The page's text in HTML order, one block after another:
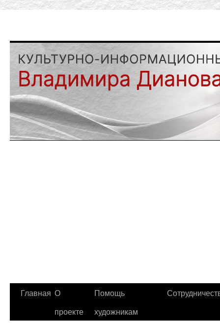
Главная О
проекте
Помощь
художникам